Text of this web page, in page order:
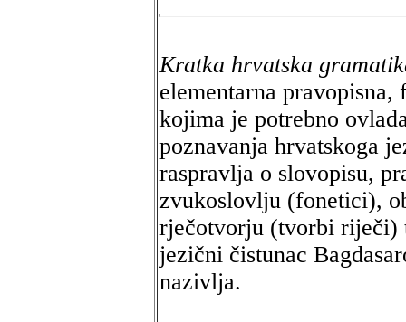
Kratka hrvatska
elementarna
kojima je potrebno
poznavanja hrvatskoga
raspravlja o slovopisu,
zvukoslovlju (fonetici),
rječotvorju (tvorbi riječi)
jezični čistunac
nazivlja.